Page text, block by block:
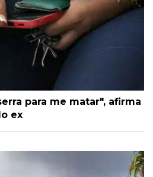
para me matar", afirma
ex